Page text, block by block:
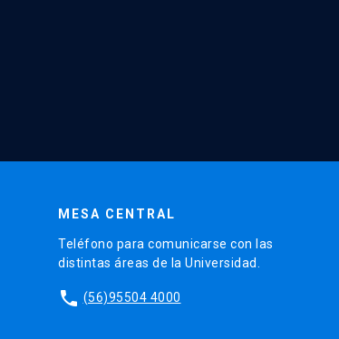
MESA CENTRAL
Teléfono para comunicarse con las
distintas áreas de la Universidad.
phone (56)95504 4000